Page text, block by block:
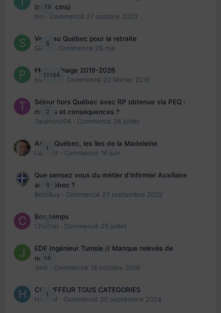
19
(médecins)
Ino · Commencé 27 octobre 2023
5
Venir au Québec pour la retraite
Sab74
· Commencé 26 mai
11144
👬 Parrainage 2019-2026
piinoush · Commencé 22 février 2019
2
Séjour hors Québec avec RP obtenue via PEQ :
risques et conséquences ?
Tarantino04 · Commencé 28 juillet
1
Arte : Québec, les îles de la Madeleine
Laurent · Commencé 16 juin
6
Que pensez vous du métier d'infirmier Auxiliaire
au Québec ?
BestBuy · Commencé 27 septembre 2022
0
Bon temps
Charbel · Commencé 29 juillet
14
EDE Ingénieur Tunisie // Manque relevés de
note
Jmili · Commencé 18 octobre 2018
1
CHAUFFEUR TOUS CATEGORIES
HAZEM · Commencé 20 septembre 2024